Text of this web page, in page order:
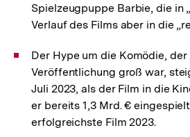
Spielzeugpuppe Barbie, die in
Verlauf des Films aber in die
Der Hype um die Komödie,
Veröffentlichung groß war,
Juli 2023, als der Film in die
er bereits 1,3 Mrd. €
erfolgreichste Film 2023.